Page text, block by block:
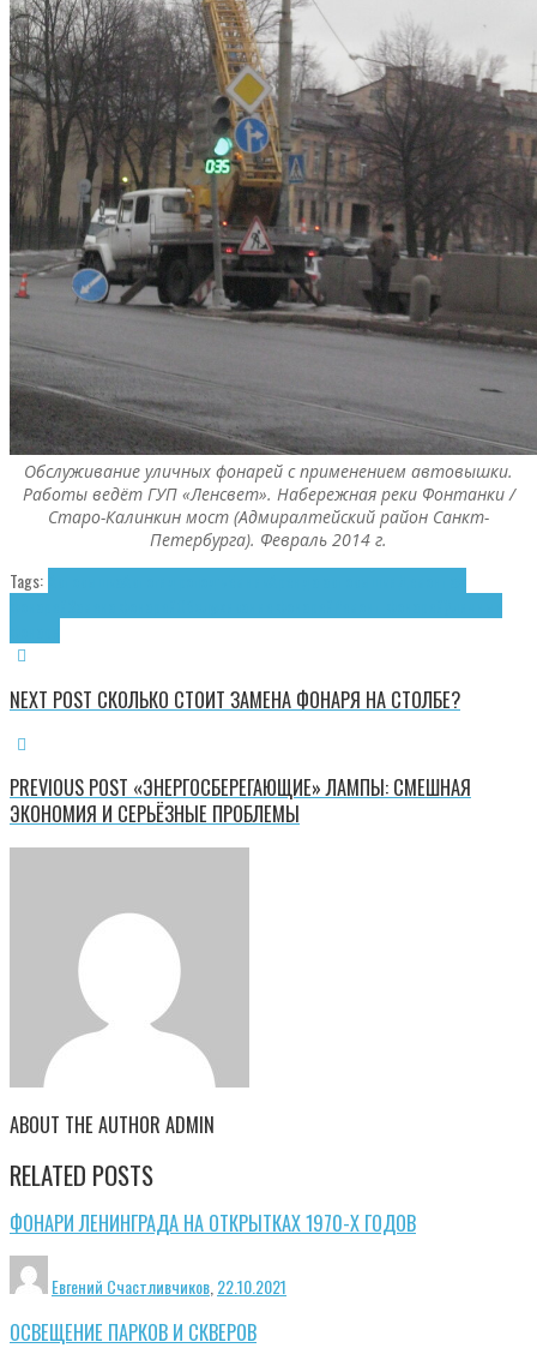
Обслуживание уличных фонарей с применением автовышки.
Работы ведёт ГУП «Ленсвет». Набережная реки Фонтанки /
Старо-Калинкин мост (Адмиралтейский район Санкт-
Петербурга). Февраль 2014 г.
Tags:
NEXT POST CКОЛЬКО СТОИТ ЗАМЕНА ФОНАРЯ НА СТОЛБЕ?
PREVIOUS POST «ЭНЕРГОСБЕРЕГАЮЩИЕ» ЛАМПЫ: СМЕШНАЯ
ЭКОНОМИЯ И СЕРЬЁЗНЫЕ ПРОБЛЕМЫ
ABOUT THE AUTHOR ADMIN
RELATED POSTS
ФОНАРИ ЛЕНИНГРАДА НА ОТКРЫТКАХ 1970-Х ГОДОВ
Евгений Счастливчиков,22.10.2021
ОСВЕЩЕНИЕ ПАРКОВ И СКВЕРОВ